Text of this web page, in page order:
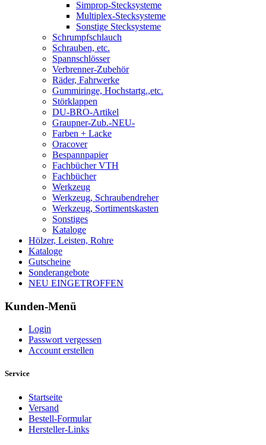
Simprop-Stecksysteme
Multiplex-Stecksysteme
Sonstige Stecksysteme
Schrumpfschlauch
Schrauben, etc.
Spannschlösser
Verbrenner-Zubehör
Räder, Fahrwerke
Gummiringe, Hochstartg.,etc.
Störklappen
DU-BRO-Artikel
Graupner-Zub.-NEU-
Farben + Lacke
Oracover
Bespannpapier
Fachbücher VTH
Fachbücher
Werkzeug
Werkzeug, Schraubendreher
Werkzeug, Sortimentskasten
Sonstiges
Kataloge
Hölzer, Leisten, Rohre
Kataloge
Gutscheine
Sonderangebote
NEU EINGETROFFEN
Kunden-Menü
Login
Passwort vergessen
Account erstellen
Service
Startseite
Versand
Bestell-Formular
Hersteller-Links